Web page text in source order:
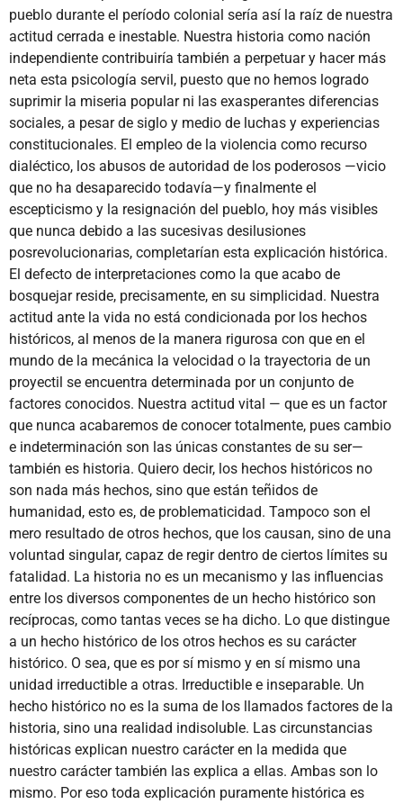
pueblo durante el período colonial sería así la raíz de nuestra
actitud cerrada e inestable. Nuestra historia como nación
independiente contribuiría también a perpetuar y hacer más
neta esta psicología servil, puesto que no hemos logrado
suprimir la miseria popular ni las exasperantes diferencias
sociales, a pesar de siglo y medio de luchas y experiencias
constitucionales. El empleo de la violencia como recurso
dialéctico, los abusos de autoridad de los poderosos —vicio
que no ha desaparecido todavía—y finalmente el
escepticismo y la resignación del pueblo, hoy más visibles
que nunca debido a las sucesivas desilusiones
posrevolucionarias, completarían esta explicación histórica.
El defecto de interpretaciones como la que acabo de
bosquejar reside, precisamente, en su simplicidad. Nuestra
actitud ante la vida no está condicionada por los hechos
históricos, al menos de la manera rigurosa con que en el
mundo de la mecánica la velocidad o la trayectoria de un
proyectil se encuentra determinada por un conjunto de
factores conocidos. Nuestra actitud vital — que es un factor
que nunca acabaremos de conocer totalmente, pues cambio
e indeterminación son las únicas constantes de su ser—
también es historia. Quiero decir, los hechos históricos no
son nada más hechos, sino que están teñidos de
humanidad, esto es, de problematicidad. Tampoco son el
mero resultado de otros hechos, que los causan, sino de una
voluntad singular, capaz de regir dentro de ciertos límites su
fatalidad. La historia no es un mecanismo y las influencias
entre los diversos componentes de un hecho histórico son
recíprocas, como tantas veces se ha dicho. Lo que distingue
a un hecho histórico de los otros hechos es su carácter
histórico. O sea, que es por sí mismo y en sí mismo una
unidad irreductible a otras. Irreductible e inseparable. Un
hecho histórico no es la suma de los llamados factores de la
historia, sino una realidad indisoluble. Las circunstancias
históricas explican nuestro carácter en la medida que
nuestro carácter también las explica a ellas. Ambas son lo
mismo. Por eso toda explicación puramente histórica es